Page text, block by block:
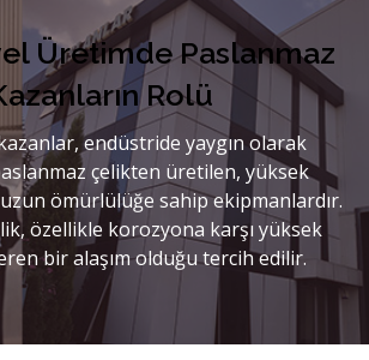
Üretimde Paslanmaz
Rolü
endüstride yaygın olarak
çelikten üretilen, yüksek
uzun ömürlülüğe sahip ekipmanlardır.
özellikle korozyona karşı yüksek
bir alaşım olduğu tercih edilir.